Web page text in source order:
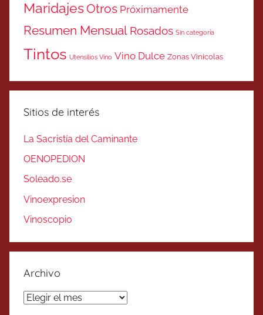
MaridajesOtros Próximamente
Resumen Mensual Rosados Sin categoría
Tintos Utensilios Vino Vino Dulce Zonas Vinicolas
Sitios de interés
La Sacristía del Caminante
OENOPEDION
Soleado.se
Vinoexpresion
Vinoscopio
Archivo
Archivo